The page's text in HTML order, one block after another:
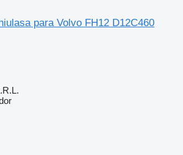
para Volvo FH12 D12C460